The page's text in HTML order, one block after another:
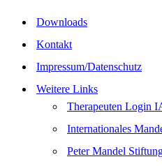
Downloads
Kontakt
Impressum/Datenschutz
Weitere Links
Therapeuten Login
Internationales
Peter Mandel